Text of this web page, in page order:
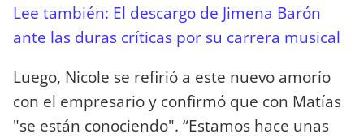
Lee también: El descargo de Jimena Barón
ante las duras críticas por su carrera musical
Luego, Nicole se refirió a este nuevo amorío
con el empresario y confirmó que con Matías
"se están conociendo". “Estamos hace unas